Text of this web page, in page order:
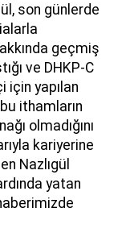
son günlerde
geçmiş
ve DHKP-C
için yapılan
ithamların
olmadığını
kariyerine
Nazlıgül
yatan